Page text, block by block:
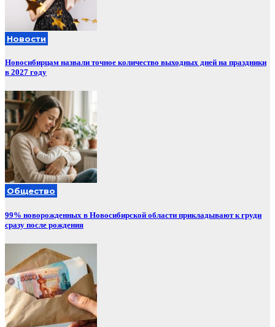
Новости
Новосибирцам назвали точное количество выходных дней на праздники
в 2027 году
Общество
99% новорожденных в Новосибирской области прикладывают к груди
сразу после рождения